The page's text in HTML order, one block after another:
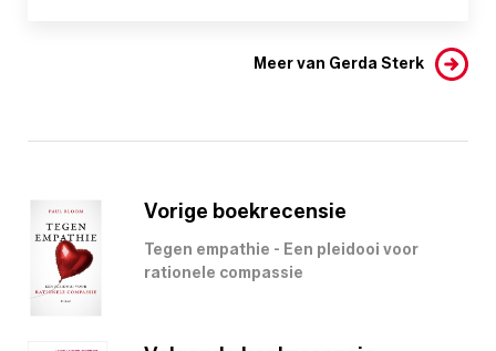
Meer van Gerda Sterk
Vorige boekrecensie
Tegen empathie - Een pleidooi voor
rationele compassie